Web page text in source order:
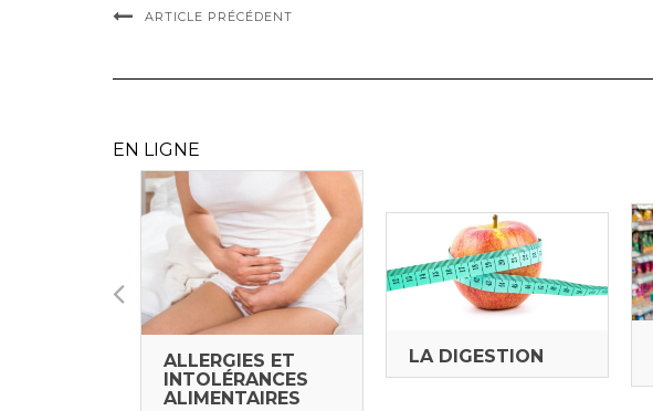
ARTICLE PRÉCÉDENT
EN LIGNE
ALLERGIES ET
INTOLÉRANCES
ALIMENTAIRES
LA DIGESTION